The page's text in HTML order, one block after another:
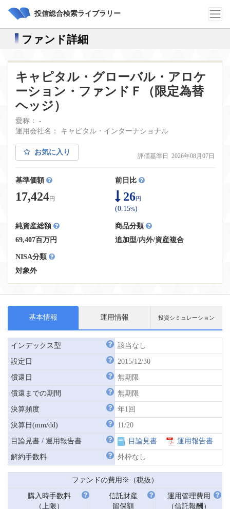
投信総合検索ライブラリー
ファンド詳細
キャピタル・グローバル・アロケ
ーション・ファンドＦ（限定為替
ヘッジ）
愛称： -
運用会社名： キャピタル・インターナショナル
お気に入り 評価基準日 2026年08月07日
基準価額
17,424円
前日比
26円
(0.15%)
純資産総額
69,407百万円
商品分類
追加型/内外/資産複合
NISA分類
対象外
基本情報 運用情報 投資シミュレーション
インデックス型 該当なし
設定日 2015/12/30
償還日 無期限
償還までの期間 無期限
決算頻度 年1回
決算日(mm/dd) 11/20
目論見書 / 運用報告書 目論見書 運用報告書
解約手数料 外枠なし
ファンドの費用※（税抜）
購入時手数料
（上限）
信託財産
留保額
運用管理費用
（信託報酬）